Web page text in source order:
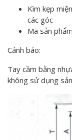
Kìm kẹp
các góc
Mã sản
Cảnh báo:
Tay cầm bằng
không sử dụng